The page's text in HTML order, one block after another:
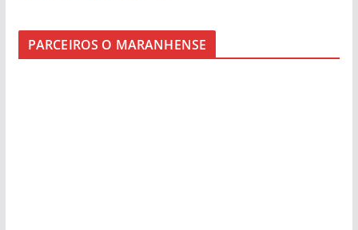
PARCEIROS O MARANHENSE